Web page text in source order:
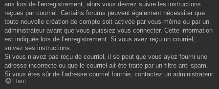
ans lors de l’enregistrement, alors vous devrez suivre les instructions
reçues par courriel. Certains forums peuvent également nécessiter que
toute nouvelle création de compte soit activée par vous-même ou par un
administrateur avant que vous puissiez vous connecter. Cette information
est indiquée lors de l’enregistrement. Si vous avez reçu un courriel,
suivez ses instructions.
Si vous n’avez pas reçu de courriel, il se peut que vous ayez fourni une
adresse incorrecte ou que le courriel ait été traité par un filtre anti-spam.
Si vous êtes sûr de l’adresse courriel fournie, contactez un administrateur.
Haut